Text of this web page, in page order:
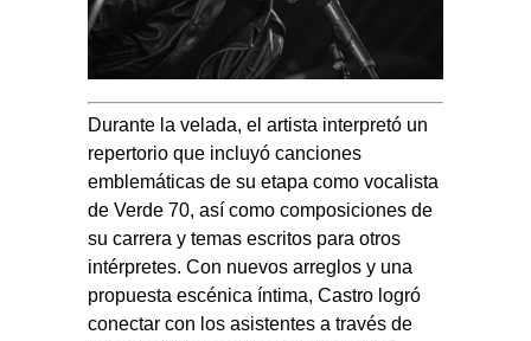
Durante la velada, el artista interpretó un
repertorio que incluyó canciones
emblemáticas de su etapa como vocalista
de Verde 70, así como composiciones de
su carrera y temas escritos para otros
intérpretes. Con nuevos arreglos y una
propuesta escénica íntima, Castro logró
conectar con los asistentes a través de